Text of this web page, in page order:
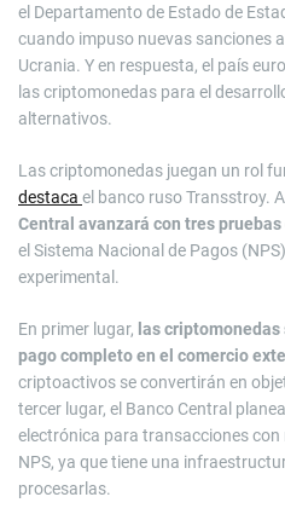
el Departamento de Estado de
cuando impuso nuevas sanciones
Ucrania. Y en respuesta, el país
las criptomonedas para el
alternativos.
Las criptomonedas juegan un rol
destaca el banco ruso Transstroy.
Central avanzará con tres
el Sistema Nacional de Pagos
experimental.
En primer lugar, las
pago completo en el comercio
criptoactivos se convertirán en
tercer lugar, el Banco Central
electrónica para transacciones con
NPS, ya que tiene una
procesarlas.